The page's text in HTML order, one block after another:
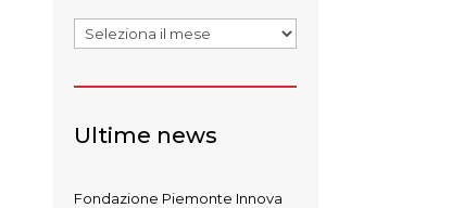
Archivi
Ultime news
Fondazione Piemonte Innova